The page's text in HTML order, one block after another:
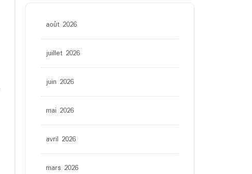
août 2026
juillet 2026
juin 2026
mai 2026
avril 2026
mars 2026